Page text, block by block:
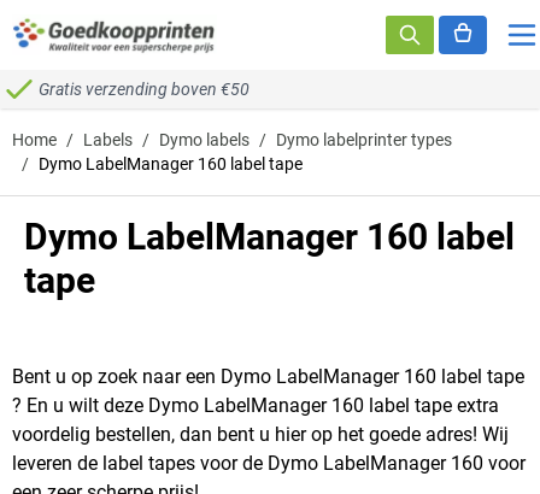
Ga naar de inhoud
Gratis verzending boven €50
Home / Labels / Dymo labels / Dymo labelprinter types
/ Dymo LabelManager 160 label tape
Dymo LabelManager 160 label
tape
Bent u op zoek naar een Dymo LabelManager 160 label tape
? En u wilt deze Dymo LabelManager 160 label tape extra
voordelig bestellen, dan bent u hier op het goede adres! Wij
leveren de label tapes voor de Dymo LabelManager 160 voor